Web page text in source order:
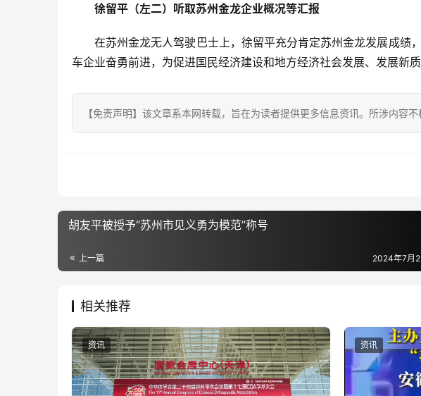
徐留平 （左二）听取苏州金龙企业概况等汇报
在苏州金龙无人驾驶巴士上，徐留平充分肯定苏州金龙发展成绩
车企业奋勇前进，为促进国民经济建设和地方经济社会发展、发展新质
【免责声明】该文章系本网转载，旨在为读者提供更多信息资讯。所涉内容
胡友平被授予“苏州市见义勇为模范”称号
上一篇 2024年7月
相关推荐
资讯 资讯